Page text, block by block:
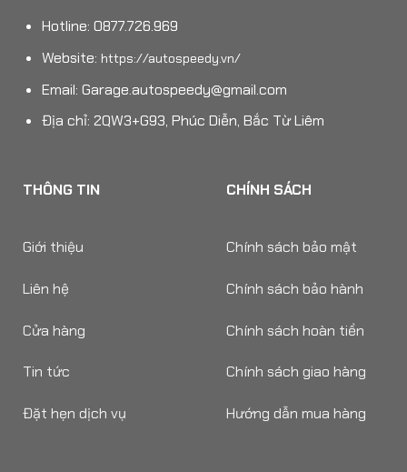
Hotline: 0877.726.969
Website: https://autospeedy.vn/
Email: Garage.autospeedy@gmail.com
Địa chỉ: 2QW3+G93, Phúc Diễn, Bắc Từ Liêm
THÔNG TIN
Giới thiệu
Liên hệ
Cửa hàng
Tin tức
Đặt hẹn dịch vụ
CHÍNH SÁCH
Chính sách bảo mật
Chính sách bảo hành
Chính sách hoàn tiền
Chính sách giao hàng
Hướng dẫn mua hàng